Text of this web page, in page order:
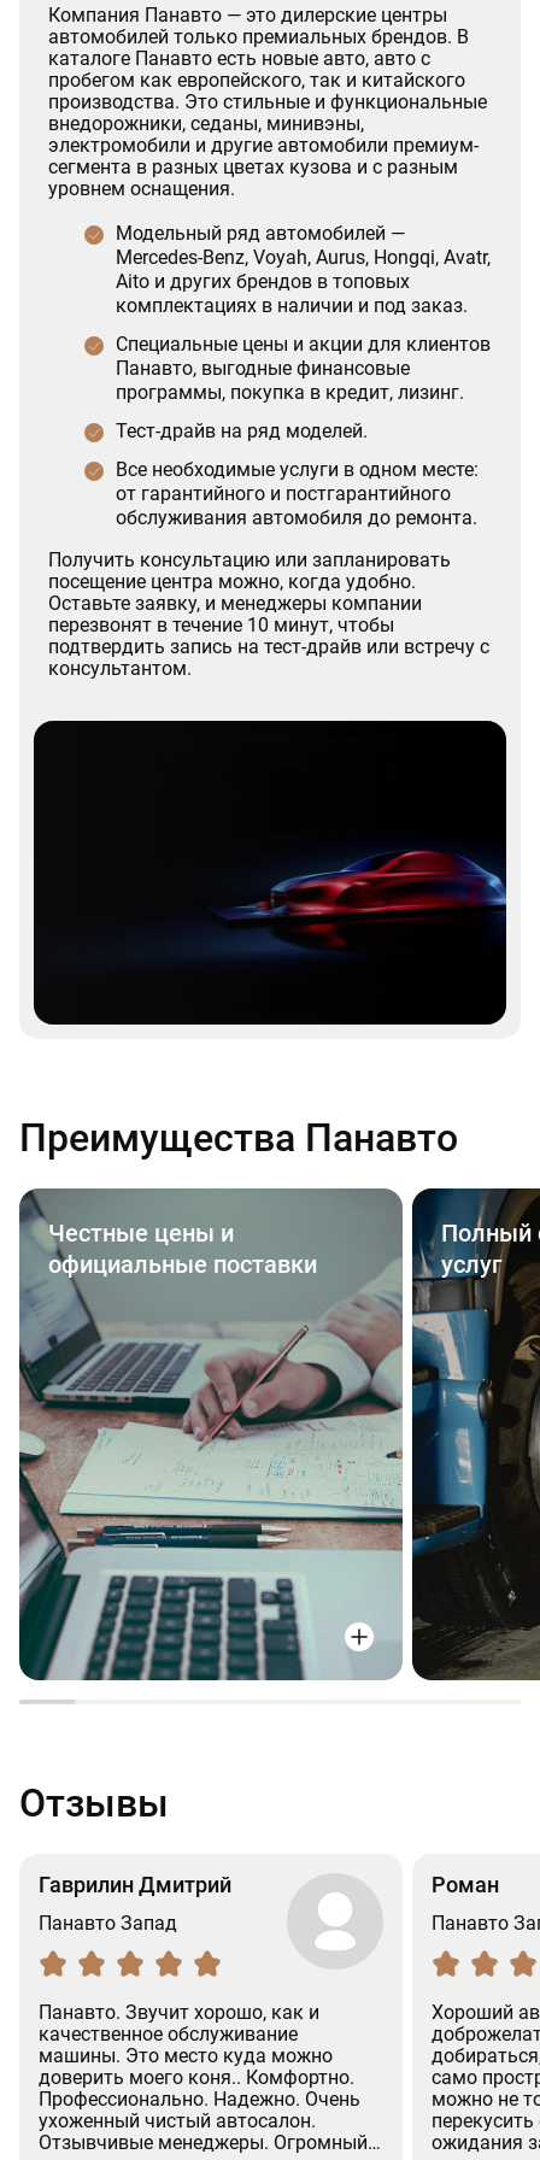
Компания Панавто — это дилерские центры
автомобилей только премиальных брендов. В
каталоге Панавто есть новые авто, авто с
пробегом как европейского, так и китайского
производства. Это стильные и функциональные
внедорожники, седаны, минивэны,
электромобили и другие автомобили премиум-
сегмента в разных цветах кузова и с разным
уровнем оснащения.
Модельный ряд автомобилей —
Mercedes-Benz, Voyah, Aurus, Hongqi, Avatr,
Aito и других брендов в топовых
комплектациях в наличии и под заказ.
Специальные цены и акции для клиентов
Панавто, выгодные финансовые
программы, покупка в кредит, лизинг.
Тест-драйв на ряд моделей.
Все необходимые услуги в одном месте:
от гарантийного и постгарантийного
обслуживания автомобиля до ремонта.
Получить консультацию или запланировать
посещение центра можно, когда удобно.
Оставьте заявку, и менеджеры компании
перезвонят в течение 10 минут, чтобы
подтвердить запись на тест-драйв или встречу с
консультантом.
Преимущества Панавто
Честные цены и
официальные поставки
Полный
услуг
Отзывы
Гаврилин Дмитрий
Панавто Запад
Панавто. Звучит хорошо, как и
качественное обслуживание
машины. Это место куда можно
доверить моего коня.. Комфортно.
Профессионально. Надежно. Очень
ухоженный чистый автосалон.
Отзывчивые менеджеры. Огромный
Роман
Панавто
Хороший
само
можно не
ожидания